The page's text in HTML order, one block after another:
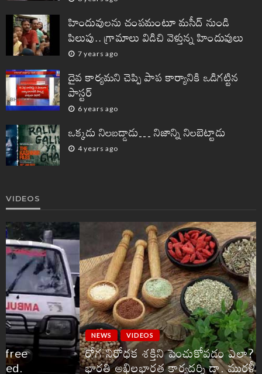
హిందువులను చంపమంటూ మసీద్ నుండి
పిలుపు.. గ్రామాలు విడిచి వెళ్తున్న హిందువులు
7 years ago
దైవ కార్యమని చెప్పి పాప కార్యానికి ఒడిగట్టిన
పాస్టర్
6 years ago
ఒక్కడు నిలబడ్డాడు… నిజాన్ని నిలబెట్టాడు
4 years ago
VIDEOS
NEWS VIDEOS
రోగ నిరోధక శక్తిని పెంచుకోవడం ఎలా? – ఆరోగ్య
భారతి అఖిలభారత కార్యదర్శి డా. మురళీకృష్ణ